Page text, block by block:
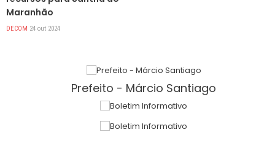
Maranhão
DECOM 24 out 2024
Prefeito - Márcio Santiago